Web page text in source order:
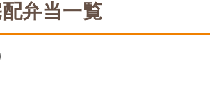
弁当一覧